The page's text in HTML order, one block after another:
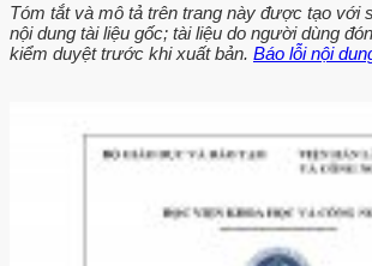
Tóm tắt và mô tả trên trang này được tạo với
nội dung tài liệu gốc; tài liệu do người dùng
kiểm duyệt trước khi xuất bản. Báo lỗi nội